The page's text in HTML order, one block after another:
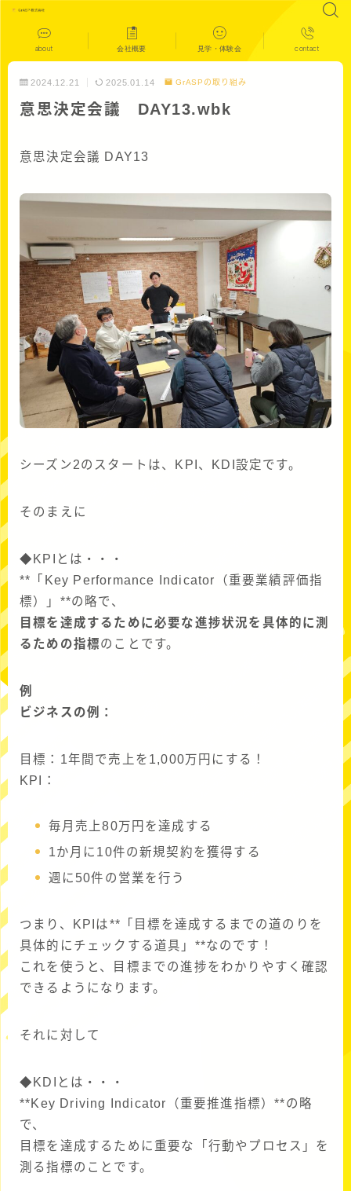
about 会社概要 見学・体験会 contact
2024.12.21 2025.01.14 GrASPの取り組み
意思決定会議 DAY13.wbk
意思決定会議 DAY13
シーズン2のスタートは、KPI、KDI設定です。
そのまえに
◆KPIとは・・・
**「Key Performance Indicator（重要業績評価指
標）」**の略で、
目標を達成するために必要な進捗状況を具体的に測
るための指標のことです。
例
ビジネスの例：
目標：1年間で売上を1,000万円にする！
KPI：
毎月売上80万円を達成する
1か月に10件の新規契約を獲得する
週に50件の営業を行う
つまり、KPIは**「目標を達成するまでの道のりを
具体的にチェックする道具」**なのです！
これを使うと、目標までの進捗をわかりやすく確認
できるようになります。
それに対して
◆KDIとは・・・
**Key Driving Indicator（重要推進指標）**の略
で、
目標を達成するために重要な「行動やプロセス」を
測る指標のことです。